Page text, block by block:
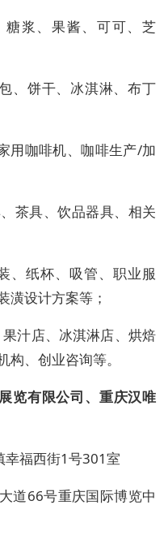
浆、果酱、可可、芝
、饼干、冰淇淋、布丁
用咖啡机、咖啡生产/加
茶具、饮品器具、相关
、纸杯、吸管、职业服
潢设计方案等；
汁店、冰淇淋店、烘焙
、创业咨询等。
览有限公司、 重庆汉唯
幸福西街1号301室
道66号重庆国际博览中